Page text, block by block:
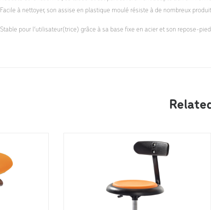
Facile à nettoyer, son assise en plastique moulé résiste à de nombreux
Stable pour l’utilisateur(trice) grâce à sa base fixe en acier et son repose-